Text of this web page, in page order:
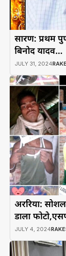
सारण: प्रथम
बिनोद यादव…
JULY 31, 2024
अररिया:
डाला
JULY 4, 2024